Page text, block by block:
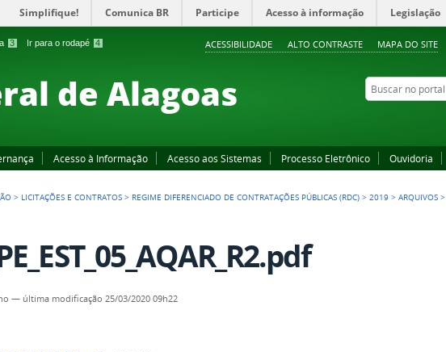
3 Ir para o rodapé 4 ACESSIBILIDADE ALTO CONTRASTE MAPA DO SITE
Simplifique! Comunica BR Participe Acesso à informação Legislação
de Alagoas Buscar no portal
Acesso à Informação Acesso aos Sistemas Processo Eletrônico Ouvidoria
> LICITAÇÕES E CONTRATOS > REGIME DIFERENCIADO DE CONTRATAÇÕES PÚBLICAS (RDC) >2019 >ARQUIVOS >
— última modificação 25/03/2020 09h22